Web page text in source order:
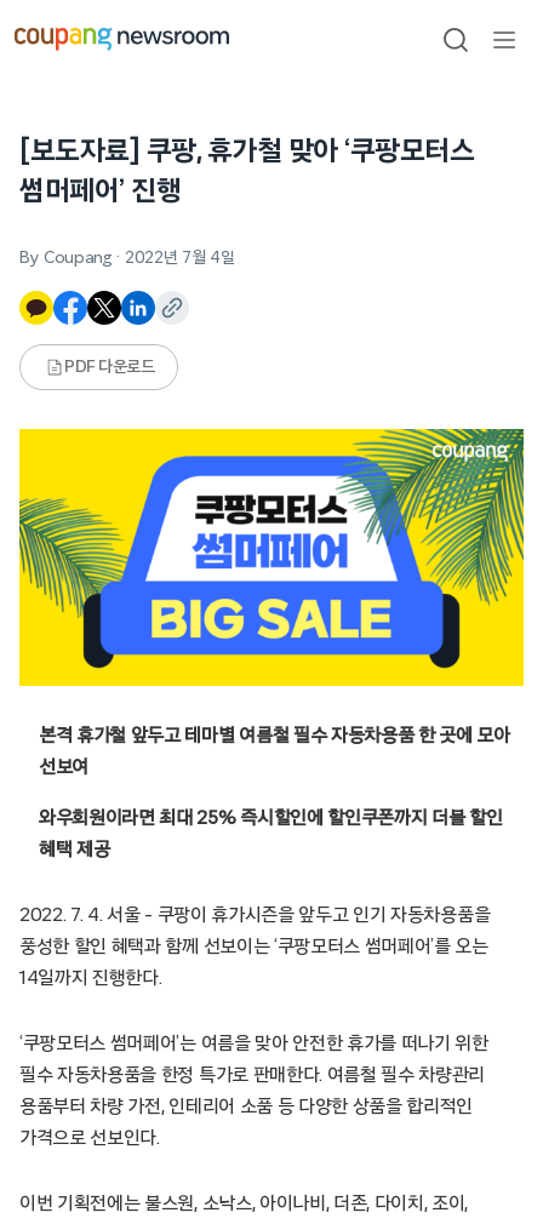
건너뛰기
검색
[보도자료] 쿠팡, 휴가철 맞아 ‘쿠팡모터스
썸머페어’ 진행
By Coupang · 2022년 7월 4일
PDF 다운로드
본격 휴가철 앞두고 테마별 여름철 필수 자동차용품 한 곳에 모아
선보여
와우회원이라면 최대 25% 즉시할인에 할인쿠폰까지 더블 할인
혜택 제공
2022. 7. 4. 서울 – 쿠팡이 휴가시즌을 앞두고 인기 자동차용품을
풍성한 할인 혜택과 함께 선보이는 ‘쿠팡모터스 썸머페어’를 오는
14일까지 진행한다.
‘쿠팡모터스 썸머페어’는 여름을 맞아 안전한 휴가를 떠나기 위한
필수 자동차용품을 한정 특가로 판매한다. 여름철 필수 차량관리
용품부터 차량 가전, 인테리어 소품 등 다양한 상품을 합리적인
가격으로 선보인다.
이번 기획전에는 불스원, 소낙스, 아이나비, 더존, 다이치, 조이,